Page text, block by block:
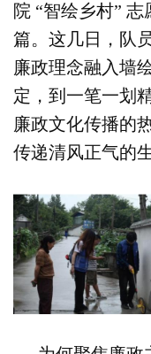
院 “智绘乡村”
篇。这几日，队
廉政理念融入墙
定，到一笔一划
廉政文化传播的
传递清风正气的